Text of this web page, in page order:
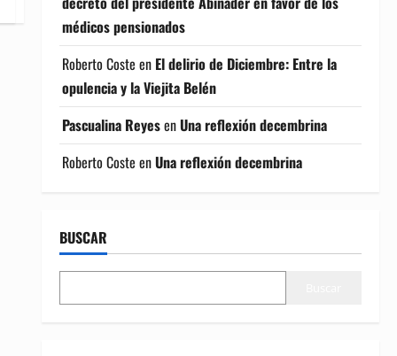
médicos pensionados
Roberto Coste en El delirio de Diciembre: Entre la
opulencia y la Viejita Belén
Pascualina ReyesenUna reflexión decembrina
Roberto Coste enUna reflexión decembrina
BUSCAR